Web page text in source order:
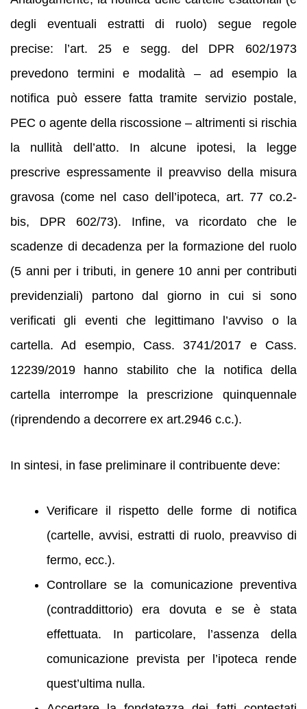
degli eventuali estratti di ruolo) segue regole
precise: l’art. 25 e segg. del DPR 602/1973
prevedono termini e modalità – ad esempio la
notifica può essere fatta tramite servizio postale,
PEC o agente della riscossione – altrimenti si rischia
la nullità dell’atto. In alcune ipotesi, la legge
prescrive espressamente il preavviso della misura
gravosa (come nel caso dell’ipoteca, art. 77 co.2-
bis, DPR 602/73). Infine, va ricordato che le
scadenze di decadenza per la formazione del ruolo
(5 anni per i tributi, in genere 10 anni per contributi
previdenziali) partono dal giorno in cui si sono
verificati gli eventi che legittimano l’avviso o la
cartella. Ad esempio, Cass. 3741/2017 e Cass.
12239/2019 hanno stabilito che la notifica della
cartella interrompe la prescrizione quinquennale
(riprendendo a decorrere ex art.2946 c.c.).
In sintesi, in fase preliminare il contribuente deve:
Verificare il rispetto delle forme di notifica
(cartelle, avvisi, estratti di ruolo, preavviso di
fermo, ecc.).
Controllare se la comunicazione preventiva
(contraddittorio) era dovuta e se è stata
effettuata. In particolare, l’assenza della
comunicazione prevista per l’ipoteca rende
quest’ultima nulla.